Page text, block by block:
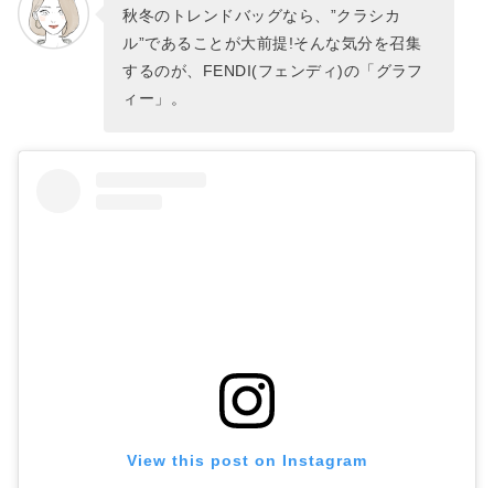
秋冬のトレンドバッグなら、”クラシカ
ル”であることが大前提!そんな気分を召集
するのが、FENDI(フェンディ)の「グラフ
ィー」。
View this post on Instagram